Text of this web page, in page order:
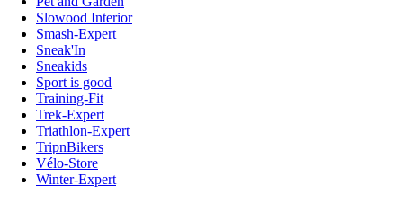
Slowood Interior
Smash-Expert
Sneak'In
Sneakids
Sport is good
Training-Fit
Trek-Expert
Triathlon-Expert
TripnBikers
Vélo-Store
Winter-Expert